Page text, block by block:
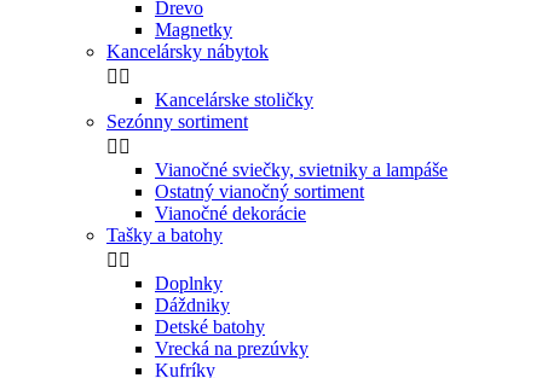
Drevo
Magnetky
Kancelársky nábytok
 
Kancelárske stoličky
Sezónny sortiment
 
Vianočné sviečky, svietniky a lampáše
Ostatný vianočný sortiment
Vianočné dekorácie
Tašky a batohy
 
Doplnky
Dáždniky
Detské batohy
Vrecká na prezúvky
Kufríky